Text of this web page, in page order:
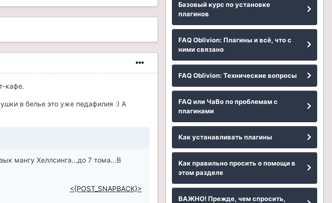
кафе.
в белье это уже педафилия :) А
мангу Хеллсинга...до 7 тома...В
<{POST_SNAPBACK}>
Базовый курс по установке
плагинов
FAQ Oblivion: Плагины и всё, что с
ними связано
FAQ Oblivion: Технические вопросы
FAQ или ЧаВо по проблемам с
плагинами
Как устанавливать плагины
Как правильно просить о помощи в
этом разделе
ВАЖНО! Прежде, чем спросить,